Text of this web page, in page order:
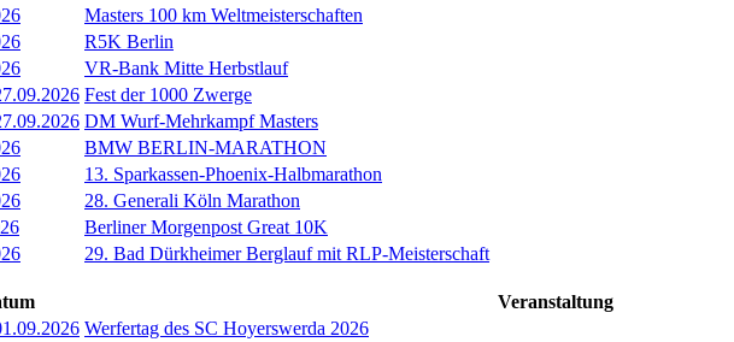
Masters 100 km Weltmeisterschaften
R5K Berlin
VR-Bank Mitte Herbstlauf
Fest der 1000 Zwerge
DM Wurf-Mehrkampf Masters
BMW BERLIN-MARATHON
13. Sparkassen-Phoenix-Halbmarathon
28. Generali Köln Marathon
Berliner Morgenpost Great 10K
29. Bad Dürkheimer Berglauf mit RLP-Meisterschaft
Veranstaltung
Werfertag des SC Hoyerswerda 2026